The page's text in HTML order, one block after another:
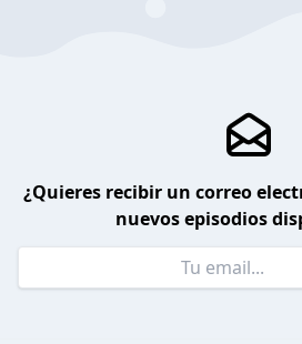
¿Quieres recibir un correo
nuevos episodios